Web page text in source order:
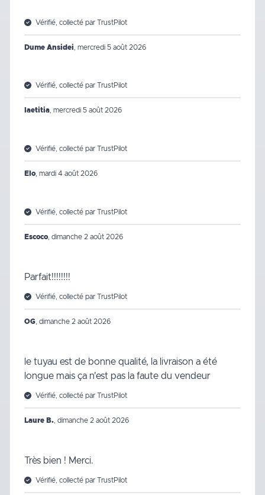
Vérifié, collecté par TrustPilot
Dume Ansidei mercredi 5 août 2026
Vérifié, collecté par TrustPilot
laetitia, mercredi 5 août 2026
Vérifié, collecté par TrustPilot
Elo, mardi 4 août 2026
Vérifié, collecté par TrustPilot
Escoco, dimanche 2 août 2026
Parfait!!!!!!!!
Vérifié, collecté par TrustPilot
OG dimanche 2 août 2026
le tuyau est de bonne qualité, la livraison a été
longue mais ça n'est pas la faute du vendeur
Vérifié, collecté par TrustPilot
Laure B. dimanche 2 août 2026
Très bien ! Merci.
Vérifié, collecté par TrustPilot